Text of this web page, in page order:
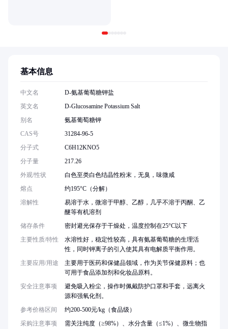
基本信息
中文名
D-氨基葡萄糖钾盐
英文名
D-Glucosamine Potassium Salt
别名
氨基葡萄糖钾
CAS号
31284-96-5
分子式
C6H12KNO5
分子量
217.26
外观/性状
白色至类白色结晶性粉末，无臭，味微咸
熔点
约195°C（分解）
溶解性
易溶于水，微溶于甲醇、乙醇，几乎不溶于丙酮、乙
醚等有机溶剂
储存条件
密封避光保存于干燥处，温度控制在25°C以下
主要性质/特性
水溶性好，稳定性较高，具有氨基葡萄糖的生理活
性，同时钾离子的引入使其具有电解质平衡作用。
主要应用/用途
主要用于医药和保健品领域，作为关节保健原料；也
可用于食品添加剂和化妆品原料。
安全注意事项
避免吸入粉尘，操作时佩戴防护口罩和手套，远离火
源和强氧化剂。
参考价格区间
约200-500元/kg（食品级）
采购注意事项
需关注纯度（≥98%）、水分含量（≤1%）、微生物指